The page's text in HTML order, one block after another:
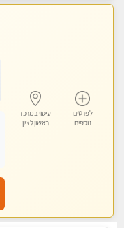
לפרטים
נוספים
עיסוי במרכז
ראשון לציון